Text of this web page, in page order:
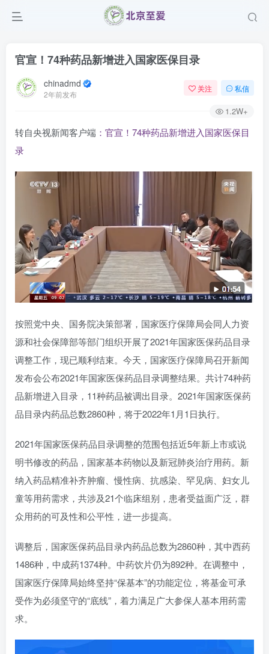
官宣！74种药品新增进入国家医保目录
chinadmd
2年前发布
关注 私信
1.2W+
转自央视新闻客户端 ：官宣！74种药品新增进入国家医保目
录
按照党中央、国务院决策部署，国家医疗保障局会同人力资
源和社会保障部等部门组织开展了2021年国家医保药品目录
调整工作，现已顺利结束。今天，国家医疗保障局召开新闻
发布会公布2021年国家医保药品目录调整结果。共计74种药
品新增进入目录，11种药品被调出目录。2021年国家医保药
品目录内药品总数2860种，将于2022年1月1日执行。
2021年国家医保药品目录调整的范围包括近5年新上市或说
明书修改的药品，国家基本药物以及新冠肺炎治疗用药。新
纳入药品精准补齐肿瘤、慢性病、抗感染、罕见病、妇女儿
童等用药需求，共涉及21个临床组别，患者受益面广泛，群
众用药的可及性和公平性，进一步提高。
调整后，国家医保药品目录内药品总数为2860种，其中西药
1486种，中成药1374种。中药饮片仍为892种。在调整中，
国家医疗保障局始终坚持“保基本”的功能定位，将基金可承
受作为必须坚守的“底线”，着力满足广大参保人基本用药需
求。